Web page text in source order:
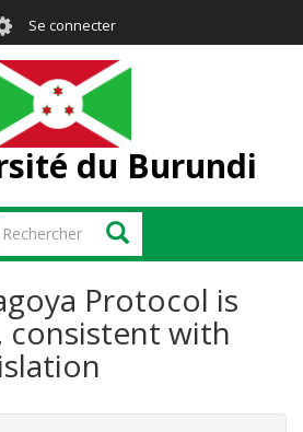
Se connecter
du Burundi
Rechercher
Protocol is
consistent with